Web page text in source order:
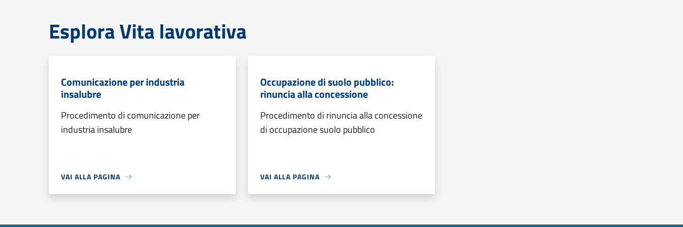
Esplora Vita lavorativa
Comunicazione per industria
insalubre
Procedimento di comunicazione per
industria insalubre
VAI ALLA PAGINA
Occupazione di suolo pubblico:
rinuncia alla concessione
Procedimento di rinuncia alla concessione
di occupazione suolo pubblico
VAI ALLA PAGINA